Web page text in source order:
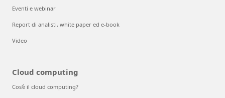
Eventi e webinar
Report di analisti, white paper ed e-book
Video
Cloud computing
Cos'è il cloud computing?